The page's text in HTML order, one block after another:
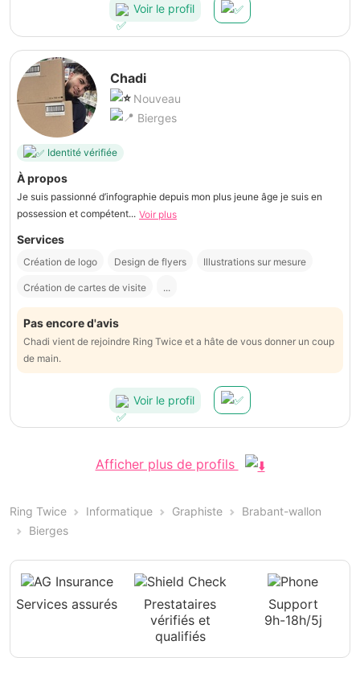
Voir le profil
Chadi
Nouveau
Bierges
Identité vérifiée
À propos
Je suis passionné d’infographie depuis mon plus jeune âge je suis en
possession et compétent... Voir plus
Services
Création de logo Design de flyers Illustrations sur mesure
Création de cartes de visite ...
Pas encore d'avis
Chadi vient de rejoindre Ring Twice et a hâte de vous donner un coup
de main.
Voir le profil
Afficher plus de profils
Ring Twice Informatique Graphiste
Brabant-wallon
Bierges
Services assurés
Prestataires
vérifiés et
qualifiés
Support
9h-18h/5j